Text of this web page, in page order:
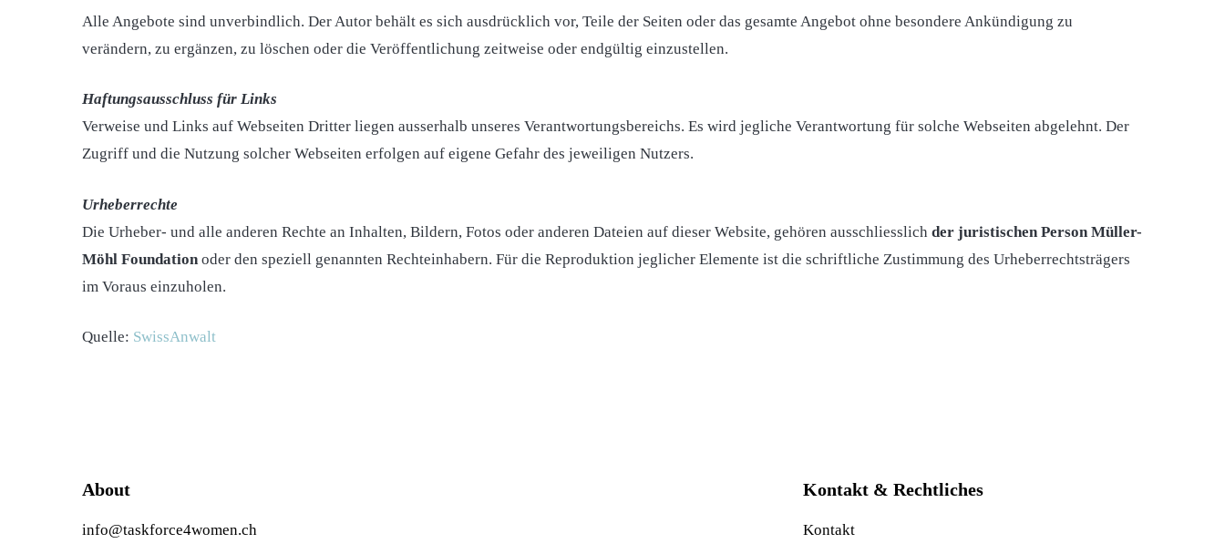
Alle Angebote sind unverbindlich. Der Autor behält es sich ausdrücklich vor, Teile der Seiten oder das gesamte Angebot ohne besondere Ankündigung zu
verändern, zu ergänzen, zu löschen oder die Veröffentlichung zeitweise oder endgültig einzustellen.
Haftungsausschluss für Links
Verweise und Links auf Webseiten Dritter liegen ausserhalb unseres Verantwortungsbereichs. Es wird jegliche Verantwortung für solche Webseiten abgelehnt. Der
Zugriff und die Nutzung solcher Webseiten erfolgen auf eigene Gefahr des jeweiligen Nutzers.
Urheberrechte
Die Urheber- und alle anderen Rechte an Inhalten, Bildern, Fotos oder anderen Dateien auf dieser Website, gehören ausschliesslich der juristischen Person Müller-
Möhl Foundation oder den speziell genannten Rechteinhabern. Für die Reproduktion jeglicher Elemente ist die schriftliche Zustimmung des Urheberrechtsträgers
im Voraus einzuholen.
Quelle: SwissAnwalt
About
info@taskforce4women.ch
Kontakt & Rechtliches
Kontakt